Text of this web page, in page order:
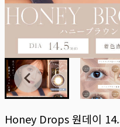
Honey Drops 원데이